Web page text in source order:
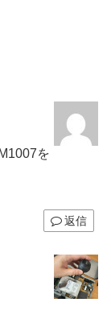
を
返信